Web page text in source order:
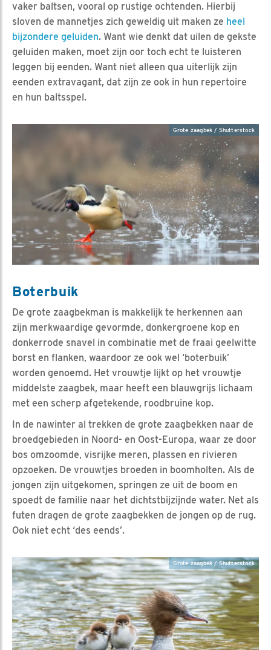
vaker baltsen, vooral op rustige ochtenden. Hierbij
sloven de mannetjes zich geweldig uit maken ze heel
bijzondere geluiden. Want wie denkt dat uilen de gekste
geluiden maken, moet zijn oor toch echt te luisteren
leggen bij eenden. Want niet alleen qua uiterlijk zijn
eenden extravagant, dat zijn ze ook in hun repertoire
en hun baltsspel.
Grote zaagbek / Shutterstock
Boterbuik
De grote zaagbekman is makkelijk te herkennen aan
zijn merkwaardige gevormde, donkergroene kop en
donkerrode snavel in combinatie met de fraai geelwitte
borst en flanken, waardoor ze ook wel ‘boterbuik’
worden genoemd. Het vrouwtje lijkt op het vrouwtje
middelste zaagbek, maar heeft een blauwgrijs lichaam
met een scherp afgetekende, roodbruine kop.
In de nawinter al trekken de grote zaagbekken naar de
broedgebieden in Noord- en Oost-Europa, waar ze door
bos omzoomde, visrijke meren, plassen en rivieren
opzoeken. De vrouwtjes broeden in boomholten. Als de
jongen zijn uitgekomen, springen ze uit de boom en
spoedt de familie naar het dichtstbijzijnde water. Net als
futen dragen de grote zaagbekken de jongen op de rug.
Ook niet echt ‘des eends’.
Grote zaagbek / Shutterstock